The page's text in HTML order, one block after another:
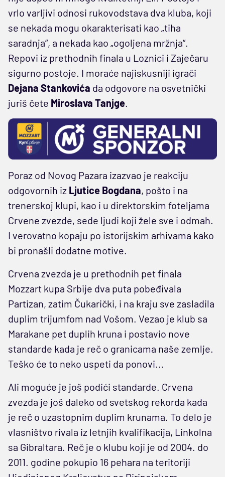
vrlo varljivi odnosi rukovodstava dva kluba, koji
se nekada mogu okarakterisati kao „tiha
saradnja“, a nekada kao „ogoljena mržnja“.
Repovi iz prethodnih finala u Loznici i Zaječaru
sigurno postoje. I moraće najiskusniji igrači
Dejana Stankovića da odgovore na osvetnički
juriš čete Miroslava Tanjge.
Poraz od Novog Pazara izazvao je reakciju
odgovornih iz Ljutice Bogdana, pošto i na
trenerskoj klupi, kao i u direktorskim foteljama
Crvene zvezde, sede ljudi koji žele sve i odmah.
I verovatno kopaju po istorijskim arhivama kako
bi pronašli dodatne motive.
Crvena zvezda je u prethodnih pet finala
Mozzart kupa Srbije dva puta pobeđivala
Partizan, zatim Čukarički, i na kraju sve zasladila
duplim trijumfom nad Vošom. Vezao je klub sa
Marakane pet duplih kruna i postavio nove
standarde kada je reč o granicama naše zemlje.
Teško će to neko uspeti da ponovi...
Ali moguće je još podići standarde. Crvena
zvezda je još daleko od svetskog rekorda kada
je reč o uzastopnim duplim krunama. To delo je
vlasništvo rivala iz letnjih kvalifikacija, Linkolna
sa Gibraltara. Reč je o klubu koji je od 2004. do
2011. godine pokupio 16 pehara na teritoriji